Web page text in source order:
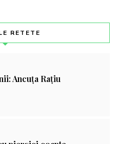
RETETE
Ancuța Rațiu